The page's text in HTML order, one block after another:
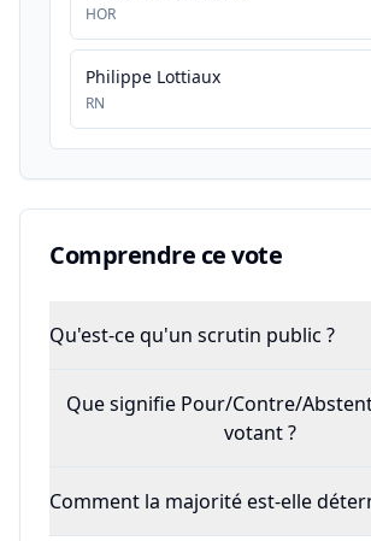
HOR
Philippe Lottiaux
RN
Comprendre ce vote
Qu'est-ce qu'un scrutin public ?
Que signifie Pour/Contre/
votant ?
Comment la majorité est-elle